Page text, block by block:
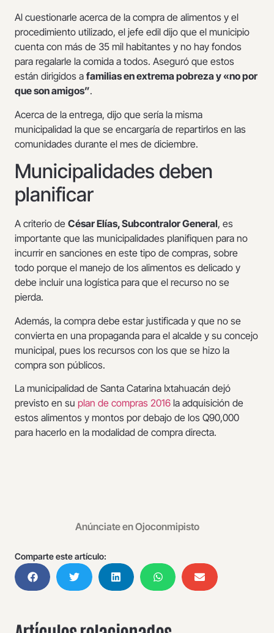
Al cuestionarle acerca de la compra de alimentos y el
procedimiento utilizado, el jefe edil dijo que el municipio
cuenta con más de 35 mil habitantes y no hay fondos
para regalarle la comida a todos. Aseguró que estos
están dirigidos a familias en extrema pobreza y «no por
que son amigos”.
Acerca de la entrega, dijo que sería la misma
municipalidad la que se encargaría de repartirlos en las
comunidades durante el mes de diciembre.
Municipalidades deben
planificar
A criterio de César Elías, Subcontralor General, es
importante que las municipalidades planifiquen para no
incurrir en sanciones en este tipo de compras, sobre
todo porque el manejo de los alimentos es delicado y
debe incluir una logística para que el recurso no se
pierda.
Además, la compra debe estar justificada y que no se
convierta en una propaganda para el alcalde y su concejo
municipal, pues los recursos con los que se hizo la
compra son públicos.
La municipalidad de Santa Catarina Ixtahuacán dejó
previsto en su plan de compras 2016 la adquisición de
estos alimentos y montos por debajo de los Q90,000
para hacerlo en la modalidad de compra directa.
Anúnciate en Ojoconmipisto
Comparte este artículo: